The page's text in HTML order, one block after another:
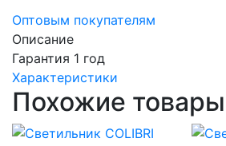
Оптовым покупателям
Описание
Гарантия 1 год
Характеристики
Похожие товары